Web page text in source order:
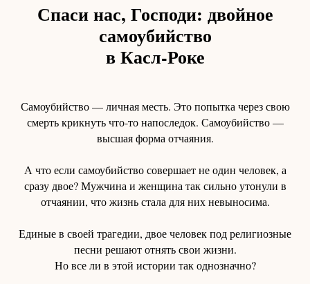
Спаси нас, Господи: двойное
самоубийство
в Касл-Роке
Самоубийство — личная месть. Это попытка через свою
смерть крикнуть что-то напоследок. Самоубийство —
высшая форма отчаяния.
А что если самоубийство совершает не один человек, а
сразу двое? Мужчина и женщина так сильно утонули в
отчаянии, что жизнь стала для них невыносима.
Единые в своей трагедии, двое человек под религиозные
песни решают отнять свои жизни.
Но все ли в этой истории так однозначно?